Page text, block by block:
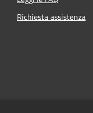
Richiesta assistenza